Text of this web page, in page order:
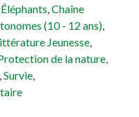
Éléphants Chaîne
(10 - 12 ans)
Jeunesse
de la nature
Survie